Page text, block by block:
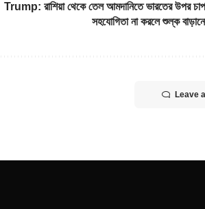
Trump: রাশিয়া থেকে তেল আমদানিতে ভারতের উপর চাপ
সহযোগিতা না করলে শুল্ক
Leave